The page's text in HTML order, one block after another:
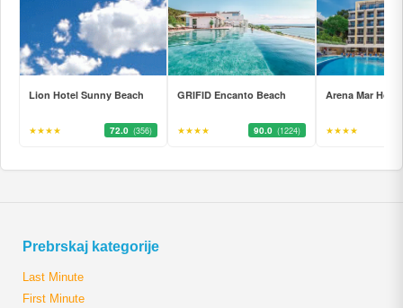
Lion Hotel Sunny Beach
★★★★ 72.0 (356)
GRIFID Encanto Beach
★★★★ 90.0 (1224)
Arena Mar Hotel
★★★★
Prebrskaj kategorije
Last Minute
First Minute